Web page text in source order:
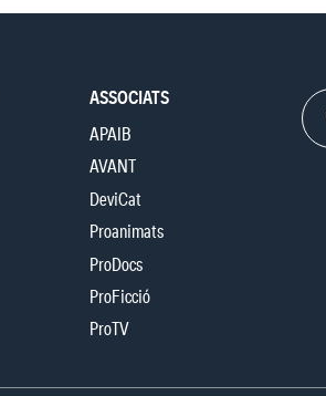
ASSOCIATS
APAIB
AVANT
DeviCat
Proanimats
ProDocs
ProFicció
ProTV